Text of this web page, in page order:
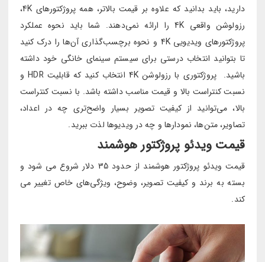
دارید، باید بدانید که علاوه بر قیمت بالاتر، همه پروژکتورهای 4K،
رزولوشن واقعی 4K را ارائه نمی‌دهند. شما باید نحوه عملکرد
پروژکتورهای ویدیویی 4K و نحوه برچسب‌گذاری آن‌ها را درک کنید
تا بتوانید انتخاب درستی برای سیستم سینمای خانگی خود داشته
باشید. پروژکتوری با رزولوشن 4K انتخاب کنید که قابلیت HDR و
نسبت کنتراست بالا و قیمت مناسب داشته باشد. با نسبت کنتراست
بالا، می‌توانید از کیفیت تصویر بسیار واضح‌تری چه در اعداد،
تصاویر، متن‌ها، نمودارها و چه در ویدیوها لذت ببرید.
قیمت ویدئو پروژکتور هوشمند
قیمت ویدئو پروژکتور هوشمند از حدود 35 دلار شروع می شود و
بسته به برند و کیفیت تصویر، وضوح، ویژگی‌های خاص تغییر می
کند.